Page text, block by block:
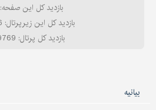
بازدید کل این صفحه: 151
بازدید کل این زیرپرتال: 427596
بازدید کل پرتال: 1089769
بیانیه